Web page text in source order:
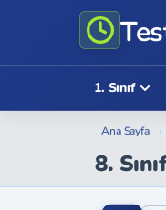
1. Sınıf
Ana Sayfa ›
8.
8. Sınıf